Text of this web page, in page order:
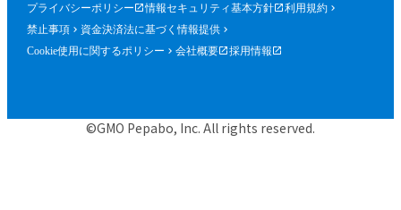
プライバシーポリシー 情報セキュリティ基本方針
利用規約
禁止事項
資金決済法に基づく情報提供
Cookie使用に関するポリシー
会社概要 採用情報
©GMO Pepabo, Inc. All rights reserved.